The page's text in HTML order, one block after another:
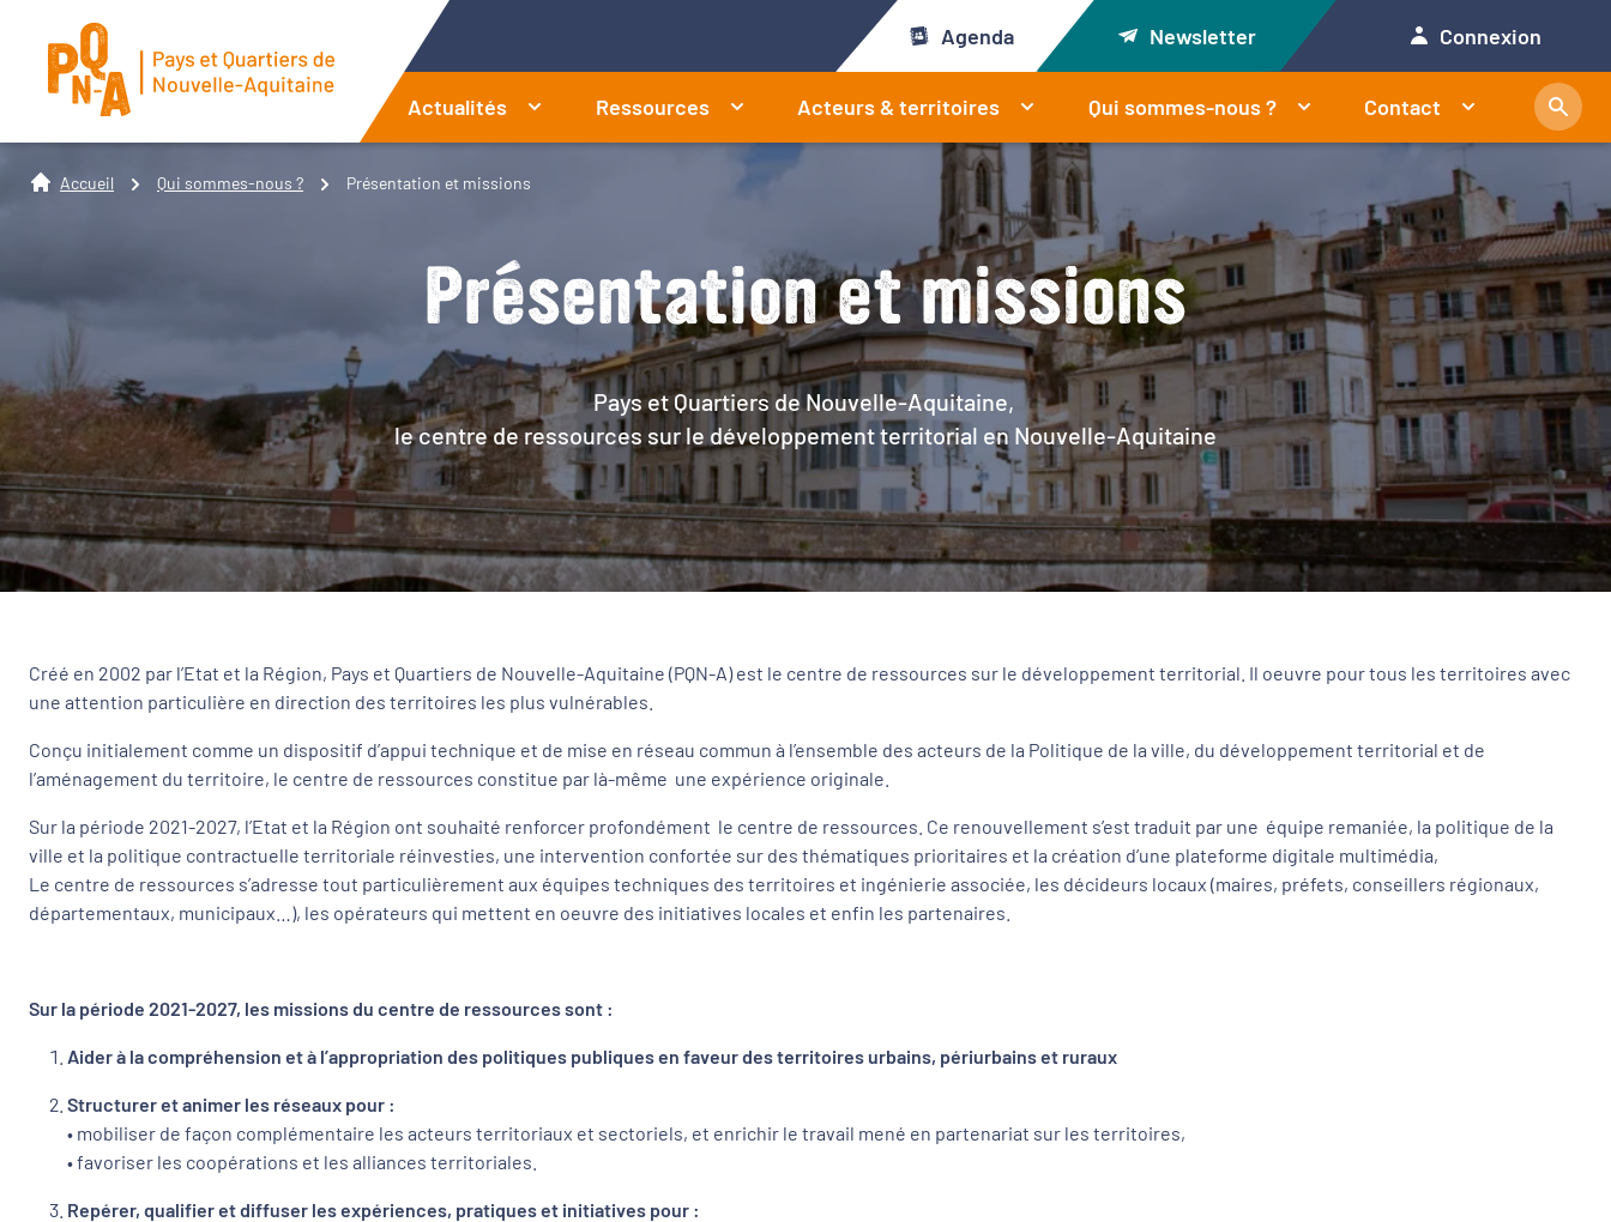
Agenda Newsletter Connexion
Actualités Ressources Acteurs & territoires Qui sommes-nous ? Contact
Accueil Qui sommes-nous ? Présentation et missions
Présentation et missions
Pays et Quartiers de Nouvelle-Aquitaine,
le centre de ressources sur le développement territorial en Nouvelle-Aquitaine
Créé en 2002 par l’Etat et la Région, Pays et Quartiers de Nouvelle-Aquitaine (PQN-A) est le centre de ressources sur le développement territorial. Il oeuvre pour tous les territoires avec
une attention particulière en direction des territoires les plus vulnérables.
Conçu initialement comme un dispositif d’appui technique et de mise en réseau commun à l’ensemble des acteurs de la Politique de la ville, du développement territorial et de
l’aménagement du territoire, le centre de ressources constitue par là-même une expérience originale.
Sur la période 2021-2027, l’Etat et la Région ont souhaité renforcer profondément le centre de ressources. Ce renouvellement s’est traduit par une équipe remaniée, la politique de la
ville et la politique contractuelle territoriale réinvesties, une intervention confortée sur des thématiques prioritaires et la création d’une plateforme digitale multimédia,
Le centre de ressources s’adresse tout particulièrement aux équipes techniques des territoires et ingénierie associée, les décideurs locaux (maires, préfets, conseillers régionaux,
départementaux, municipaux…), les opérateurs qui mettent en oeuvre des initiatives locales et enfin les partenaires.
Sur la période 2021-2027, les missions du centre de ressources sont :
Aider à la compréhension et à l’appropriation des politiques publiques en faveur des territoires urbains, périurbains et ruraux
Structurer et animer les réseaux pour :
• mobiliser de façon complémentaire les acteurs territoriaux et sectoriels, et enrichir le travail mené en partenariat sur les territoires,
• favoriser les coopérations et les alliances territoriales.
Repérer, qualifier et diffuser les expériences, pratiques et initiatives pour :